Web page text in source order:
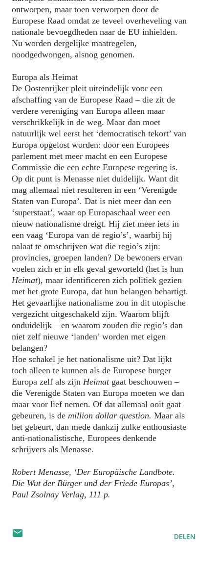
ontworpen, maar toen verworpen door de
Europese Raad omdat ze teveel overheveling van
nationale bevoegdheden naar de EU inhielden.
Nu worden dergelijke maatregelen,
noodgedwongen, alsnog genomen.
Europa als Heimat
De Oostenrijker pleit uiteindelijk voor een
afschaffing van de Europese Raad – die zit de
verdere vereniging van Europa alleen maar
verschrikkelijk in de weg. Maar dan moet
natuurlijk wel eerst het ‘democratisch tekort’ van
Europa opgelost worden: door een Europees
parlement met meer macht en een Europese
Commissie die een echte Europese regering is.
Op dit punt is Menasse niet duidelijk. Want dit
mag allemaal niet resulteren in een ‘Verenigde
Staten van Europa’. Dat is niet meer dan een
‘superstaat’, waar op Europaschaal weer een
nieuw nationalisme dreigt. Hij ziet meer iets in
een vaag ‘Europa van de regio’s’, waarbij hij
nalaat te omschrijven wat die regio’s zijn:
provincies, groepen landen? De bewoners ervan
voelen zich er in elk geval geworteld (het is hun
Heimat), maar identificeren zich politiek gezien
met het grote Europa, dat hun belangen behartigt.
Het gevaarlijke nationalisme zou in dit utopische
vergezicht uitgeschakeld zijn. Waarom blijft
onduidelijk – en waarom zouden die regio’s dan
niet zelf nieuwe ‘landen’ worden met eigen
belangen?
Hoe schakel je het nationalisme uit? Dat lijkt
toch alleen te kunnen als de Europese burger
Europa zelf als zijn Heimatgaat beschouwen –
die Verenigde Staten van Europa moeten we dan
maar voor lief nemen. Of dat allemaal ooit gaat
gebeuren, is de million dollar question. Maar als
het gebeurt, dan mede dankzij zulke enthousiaste
anti-nationalistische, Europees denkende
schrijvers als Menasse.
Robert Menasse, ‘Der Europäische Landbote.
Die Wut der Bürger und der Friede Europas’,
Paul Zsolnay Verlag, 111 p.
DELEN